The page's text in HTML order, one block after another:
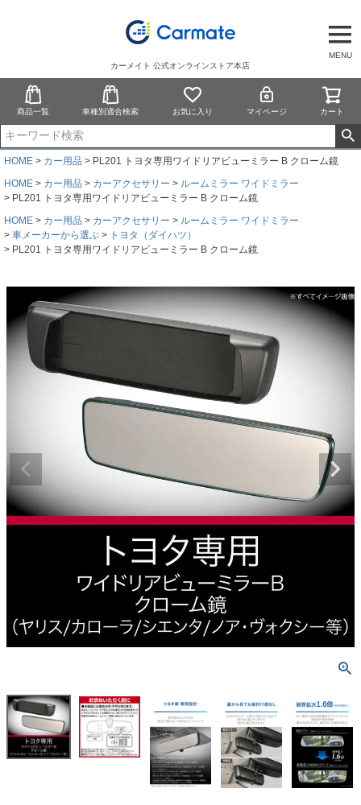
MENU
カーメイト 公式オンラインストア本店
商品一覧 車種別適合検索 お気に入り マイページ カート
HOME カー用品
PL201 トヨタ専用ワイドリアビューミラー B クローム鏡
HOME
カー用品 カーアクセサリー
ルームミラー ワイドミラー
PL201 トヨタ専用ワイドリアビューミラー B クローム鏡
HOME
カー用品 カーアクセサリー
ルームミラー ワイドミラー
車メーカーから選ぶ
トヨタ（ダイハツ）
PL201 トヨタ専用ワイドリアビューミラー B クローム鏡